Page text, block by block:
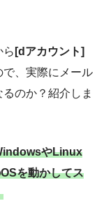
ら [dアカウント]
で、実際にメール
のか？紹介しま
やLinux
を動かしてス